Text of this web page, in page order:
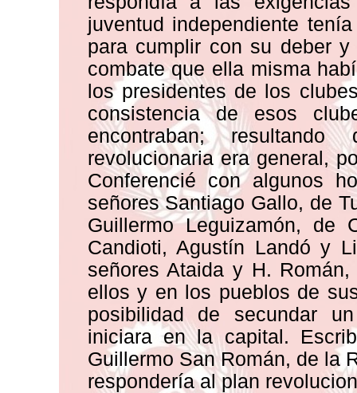
juventud independiente
para cumplir con su deber
combate que ella misma
los presidentes de los
consistencia de esos
encontraban;
revolucionaria era general,
Conferencié con algunos
señores Santiago Gallo, de
Guillermo Leguizamón, de
Candioti, Agustín Landó y
señores Ataida y H.
ellos y en los pueblos de
posibilidad de secundar
iniciara en la capital.
Guillermo San Román, de la
respondería al plan